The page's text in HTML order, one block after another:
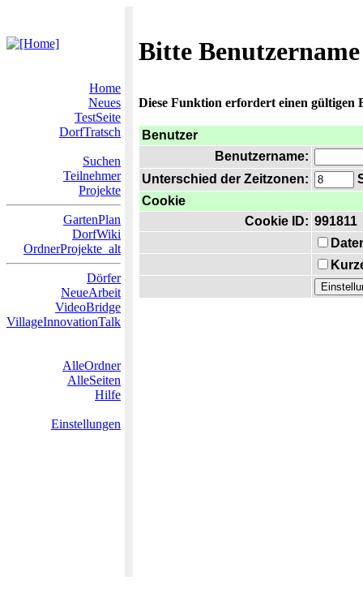
Bitte
Home
Neues
TestSeite
DorfTratsch
Suchen
Teilnehmer
Projekte
GartenPlan
DorfWiki
OrdnerProjekte_alt
Dörfer
NeueArbeit
VideoBridge
VillageInnovationTalk
AlleOrdner
AlleSeiten
Hilfe
Einstellungen
Diese Funktion erfordert einen gültigen
Benutzer
Benutzername:
Unterschied der Zeitzonen:
Cookie
Cookie ID: 991811